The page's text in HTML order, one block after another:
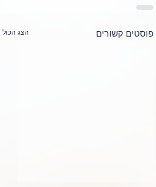
פוסטים קשורים הצג הכול